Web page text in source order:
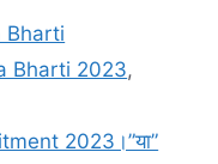
Bharti
Bharti 2023,
2023।”या”